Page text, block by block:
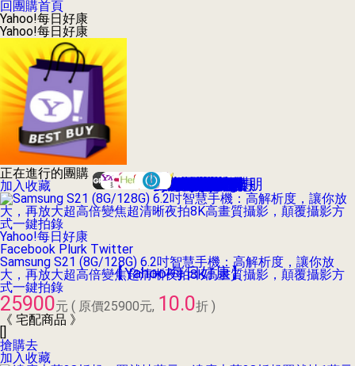
回團購首頁
Yahoo!每日好康
Yahoo!每日好康
GROUPON台灣酷朋
17Life
17Shopping
Lets購
GOMAJI夠麻吉
太想要折扣網
Hi-11天天搶優惠
yam揪便宜
愛合購衝店團
Buy917
拉手網
123團購網
愛評嚴選團購
愛購購
集購城
瘋狂賣客
愛揪團
愛台灣團購網
VBONE寵團購
Yahoo!奇摩折扣+
SHOPPING99
優度團購網
大買家
糯米網
HerBuy好買
好吃市集
好魚網
生活市集
大折扣
3C市集
正在進行的團購
加入收藏
Yahoo!每日好康
Facebook Plurk Twitter
【Yahoo!每日好康】
Samsung S21 (8G/128G) 6.2吋智慧手機：高解析度，讓你放
大，再放大超高倍變焦超清晰夜拍8K高畫質攝影，顛覆攝影方
式一鍵拍錄
25900元 ( 原價25900元, 10.0折 )
《 宅配商品 》
[]
搶購去
加入收藏